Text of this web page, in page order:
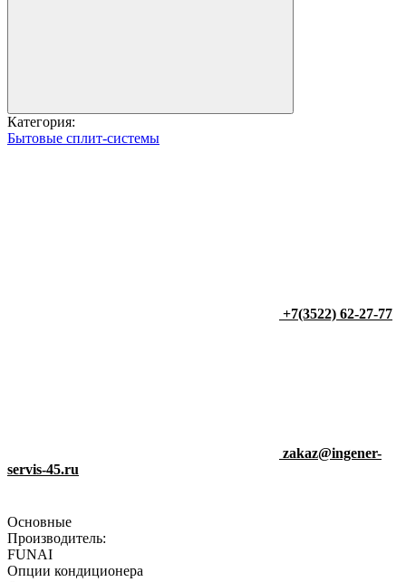
Категория:
Бытовые сплит-системы
+7(3522) 62-27-77
zakaz@ingener-
servis-45.ru
Основные
Производитель:
FUNAI
Опции кондиционера